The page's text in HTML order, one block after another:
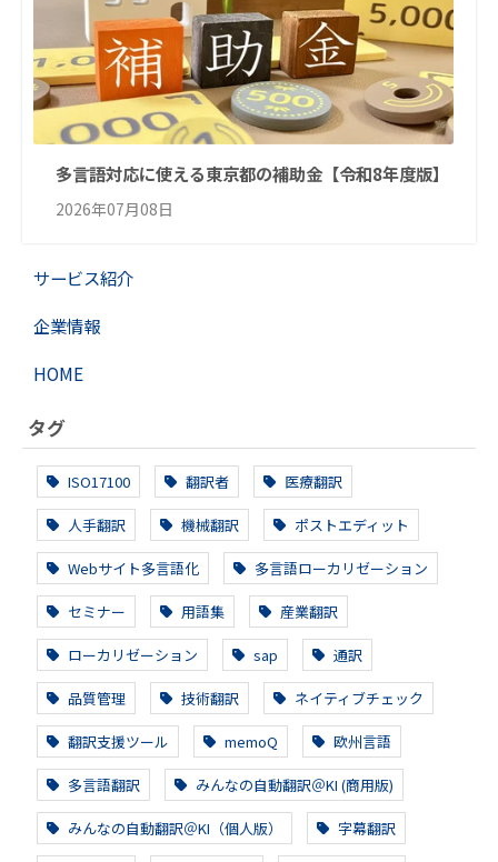
多言語対応に使える東京都の補助金【令和8年度版】
2026年07月08日
サービス紹介
企業情報
HOME
タグ
ISO17100 翻訳者 医療翻訳
人手翻訳 機械翻訳 ポストエディット
Webサイト多言語化 多言語ローカリゼーション
セミナー 用語集 産業翻訳
ローカリゼーション sap 通訳
品質管理 技術翻訳 ネイティブチェック
翻訳支援ツール memoQ 欧州言語
多言語翻訳 みんなの自動翻訳＠KI (商用版)
みんなの自動翻訳＠KI（個人版） 字幕翻訳